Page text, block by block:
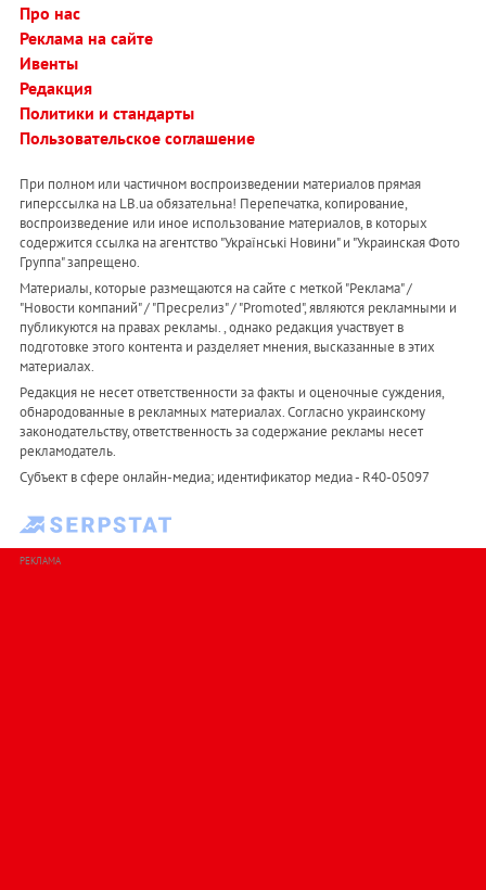
Про нас
Реклама на сайте
Ивенты
Редакция
Политики и стандарты
Пользовательское соглашение
При полном или частичном воспроизведении материалов прямая
гиперссылка на LB.ua обязательна! Перепечатка, копирование,
воспроизведение или иное использование материалов, в которых
содержится ссылка на агентство "Українськi Новини" и "Украинская Фото
Группа" запрещено.
Материалы, которые размещаются на сайте с меткой "Реклама" /
"Новости компаний" / "Пресрелиз" / "Promoted", являются рекламными и
публикуются на правах рекламы. , однако редакция участвует в
подготовке этого контента и разделяет мнения, высказанные в этих
материалах.
Редакция не несет ответственности за факты и оценочные суждения,
обнародованные в рекламных материалах. Согласно украинскому
законодательству, ответственность за содержание рекламы несет
рекламодатель.
Субъект в сфере онлайн-медиа; идентификатор медиа - R40-05097
РЕКЛАМА